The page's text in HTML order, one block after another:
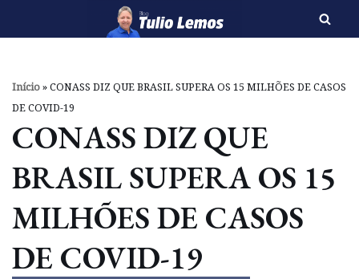
o
conteúdo
Início»CONASS DIZ QUE BRASIL SUPERA OS 15 MILHÕES DE CASOS
DE COVID-19
CONASS DIZ QUE
BRASIL SUPERA OS 15
MILHÕES DE CASOS
DE COVID-19